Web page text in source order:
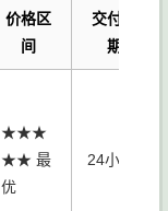
价格区
间
交付周
期
★★★
★★ 最
优
24小时